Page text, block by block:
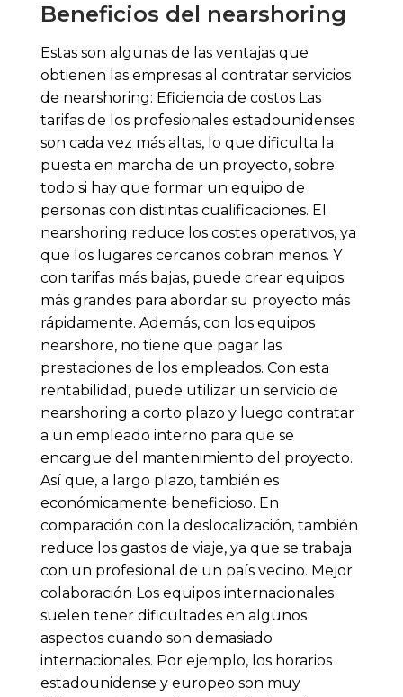
Beneficios del nearshoring
Estas son algunas de las ventajas que
obtienen las empresas al contratar servicios
de nearshoring: Eficiencia de costos Las
tarifas de los profesionales estadounidenses
son cada vez más altas, lo que dificulta la
puesta en marcha de un proyecto, sobre
todo si hay que formar un equipo de
personas con distintas cualificaciones. El
nearshoring reduce los costes operativos, ya
que los lugares cercanos cobran menos. Y
con tarifas más bajas, puede crear equipos
más grandes para abordar su proyecto más
rápidamente. Además, con los equipos
nearshore, no tiene que pagar las
prestaciones de los empleados. Con esta
rentabilidad, puede utilizar un servicio de
nearshoring a corto plazo y luego contratar
a un empleado interno para que se
encargue del mantenimiento del proyecto.
Así que, a largo plazo, también es
económicamente beneficioso. En
comparación con la deslocalización, también
reduce los gastos de viaje, ya que se trabaja
con un profesional de un país vecino. Mejor
colaboración Los equipos internacionales
suelen tener dificultades en algunos
aspectos cuando son demasiado
internacionales. Por ejemplo, los horarios
estadounidense y europeo son muy